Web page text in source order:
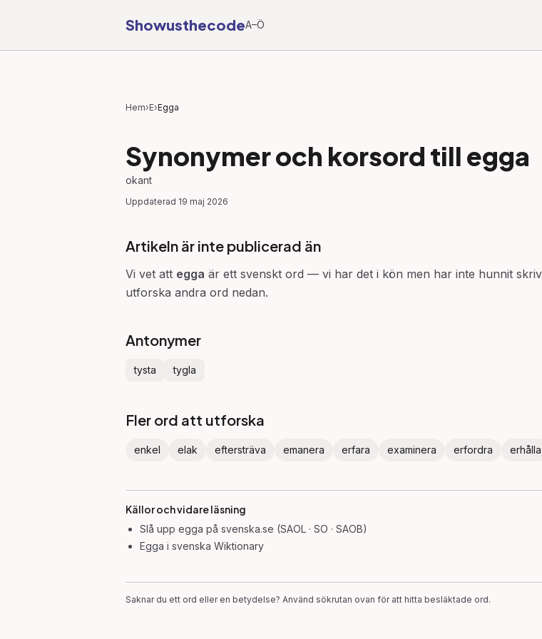
ShowusthecodeA–Ö
Hem›E›Egga
Synonymer och korsord till egga
okant
Uppdaterad 19 maj 2026
Artikeln är inte publicerad än
Vi vet att egga är ett svenskt ord — vi har det i kön men har inte hunnit
utforska andra ord nedan.
Antonymer
tysta tygla
Fler ord att utforska
enkel elak eftersträva emanera erfara examinera erfordra erhålla
Källor och vidare läsning
Slå upp egga på svenska.se (SAOL · SO · SAOB)
Egga i svenska Wiktionary
Saknar du ett ord eller en betydelse? Använd sökrutan ovan för att hitta besläktade ord.